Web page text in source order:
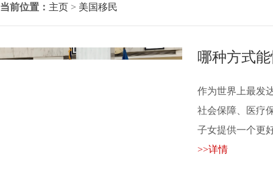
当前位置： 主页 > 美国移民
哪种方式
作为世界上最发
社会保障、医疗
子女提供一个更
>>详情